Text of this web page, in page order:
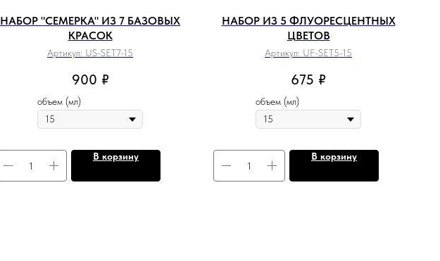
НАБОР "СЕМЕРКА" ИЗ 7 БАЗОВЫХ
КРАСОК
Артикул: US-SET7-15
900 ₽
объем (мл)
В корзину
НАБОР ИЗ 5 ФЛУОРЕСЦЕНТНЫХ
ЦВЕТОВ
Артикул: UF-SET5-15
675 ₽
объем (мл)
В корзину